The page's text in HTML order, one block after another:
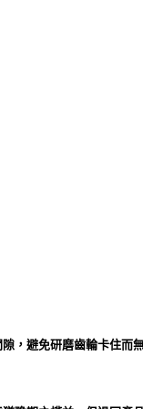
，避免研磨齒輪卡住而